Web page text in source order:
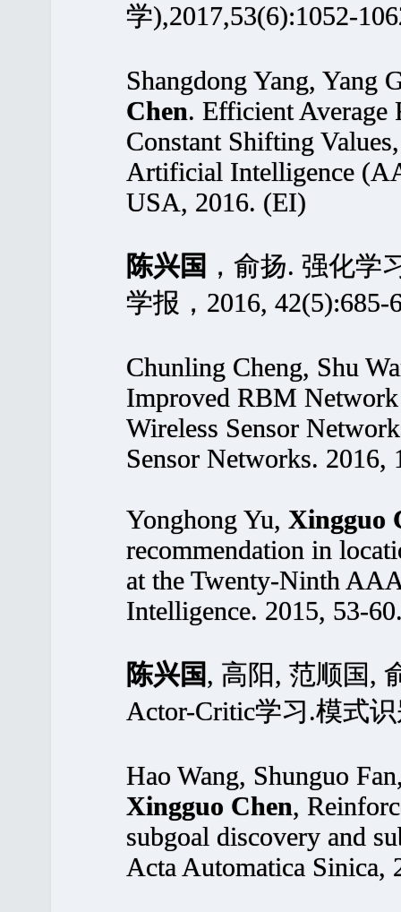
学),2017,53(6):1052-
Shangdong Yang, Yang
Chen. Efficient Average
Constant Shifting
Artificial Intelligence
USA, 2016. (EI)
陈兴国 ，俞扬. 强化学
学报，2016, 42(5):685-
Chunling Cheng, Shu
Improved RBM
Wireless Sensor
Sensor Networks. 2016,
Yonghong Yu, Xingguo
recommendation in
at the Twenty-Ninth
Intelligence. 2015, 53-
陈兴国, 高阳, 范顺国,
Actor-Critic学习.模式
Hao Wang, Shunguo
Xingguo Chen,
subgoal discovery and
Acta Automatica Sinica,